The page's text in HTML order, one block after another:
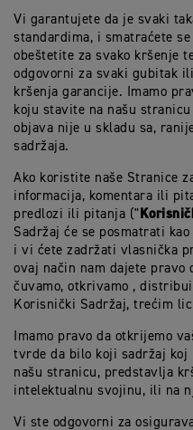
Vi garantujete da je svaki
standardima, i smatraćete
obeštetite za svako kršenje
odgovorni za svaki gubitak
kršenja garancije. Imamo
koju stavite na našu
objava nije u skladu sa,
sadržaja.
Ako koristite naše Stranice
informacija, komentara ili
predlozi ili pitanja ("
Sadržaj će se posmatrati
i vi ćete zadržati vlasnička
ovaj način nam dajete pravo
čuvamo, otkrivamo ,
Korisnički Sadržaj, trećim
Imamo pravo da otkrijemo
tvrde da bilo koji sadržaj
našu stranicu, predstavlja
intelektualnu svojinu, ili na
Vi ste odgovorni za